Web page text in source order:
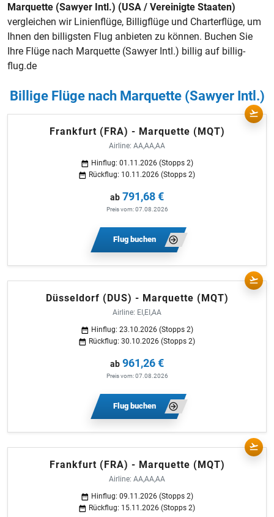
Marquette (Sawyer Intl.) (USA / Vereinigte Staaten)
vergleichen wir Linienflüge, Billigflüge und Charterflüge, um
Ihnen den billigsten Flug anbieten zu können. Buchen Sie
Ihre Flüge nach Marquette (Sawyer Intl.) billig auf billig-
flug.de
Billige Flüge nach Marquette (Sawyer Intl.)
Frankfurt (FRA) - Marquette (MQT)
Airline: AA,AA,AA
Hinflug: 01.11.2026 (Stopps 2)
Rückflug: 10.11.2026 (Stopps 2)
ab 791,68 €
Preis vom: 07.08.2026
Flug buchen
Düsseldorf (DUS) - Marquette (MQT)
Airline: EI,EI,AA
Hinflug: 23.10.2026 (Stopps 2)
Rückflug: 30.10.2026 (Stopps 2)
ab 961,26 €
Preis vom: 07.08.2026
Flug buchen
Frankfurt (FRA) - Marquette (MQT)
Airline: AA,AA,AA
Hinflug: 09.11.2026 (Stopps 2)
Rückflug: 15.11.2026 (Stopps 2)